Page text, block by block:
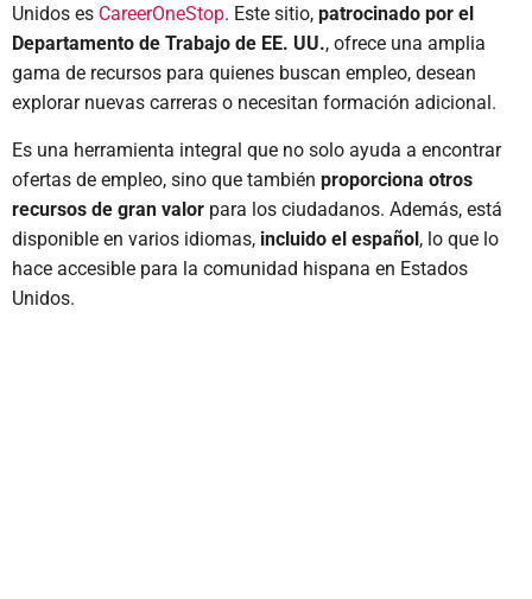
Unidos es CareerOneStop. Este sitio, patrocinado por el
Departamento de Trabajo de EE. UU., ofrece una amplia
gama de recursos para quienes buscan empleo, desean
explorar nuevas carreras o necesitan formación adicional.
Es una herramienta integral que no solo ayuda a encontrar
ofertas de empleo, sino que también proporciona otros
recursos de gran valor para los ciudadanos. Además, está
disponible en varios idiomas, incluido el español, lo que lo
hace accesible para la comunidad hispana en Estados
Unidos.